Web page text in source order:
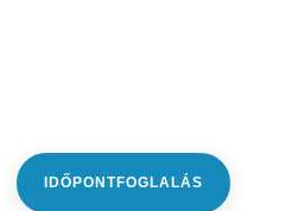
IDŐPONTFOGLALÁS